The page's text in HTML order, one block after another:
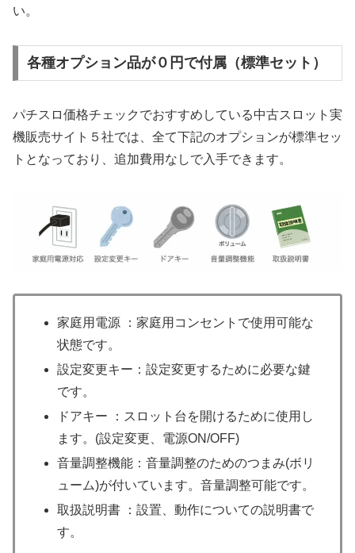
い。
各種オプション品が０円で付属（標準セット）
パチスロ価格チェックでおすすめしている中古スロット実
機販売サイト５社では、全て下記のオプションが標準セッ
トとなっており、追加費用なしで入手できます。
家庭用電源 ：家庭用コンセントで使用可能な
状態です。
設定変更キー：設定変更するために必要な鍵
です。
ドアキー ：スロット台を開けるために使用し
ます。(設定変更、電源ON/OFF)
音量調整機能：音量調整のためのつまみ(ボリ
ューム)が付いています。音量調整可能です。
取扱説明書 ：設置、動作についての説明書で
す。